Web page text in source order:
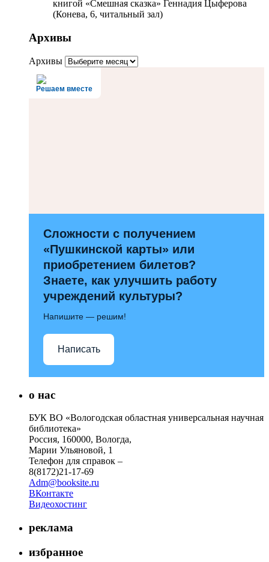
книгой «Смешная сказка» Геннадия Цыферова
(Конева, 6, читальный зал)
Архивы
Архивы
Решаем вместе
Сложности с получением
«Пушкинской карты» или
приобретением билетов?
Знаете, как улучшить работу
учреждений культуры?
Напишите — решим!
Написать
о нас
БУК ВО «Вологодская областная универсальная научная
библиотека»
Россия, 160000, Вологда,
Марии Ульяновой, 1
Телефон для справок –
8(8172)21-17-69
Adm@booksite.ru
ВКонтакте
Видеохостинг
реклама
избранное